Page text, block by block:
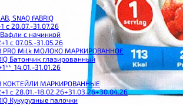
SNAQ FABRIQ
с 20.07.-31.07.26
Вафли с начинкой
с 07.05.-31.05.26
PRO Milk МОЛОКО МАРКИРОВАННОЕ
Батончик глазированный
31.01.26
КОКТЕЙЛИ МАРКИРОВАННЫЕ
2+1 с 28.01.-18.02.26+31.03.26+30.04.26
Кукурузные палочки